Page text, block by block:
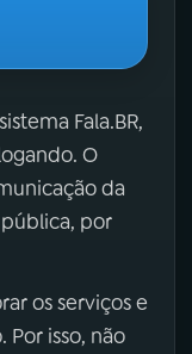
Fala.BR,
O
da
por
os serviços e
isso, não